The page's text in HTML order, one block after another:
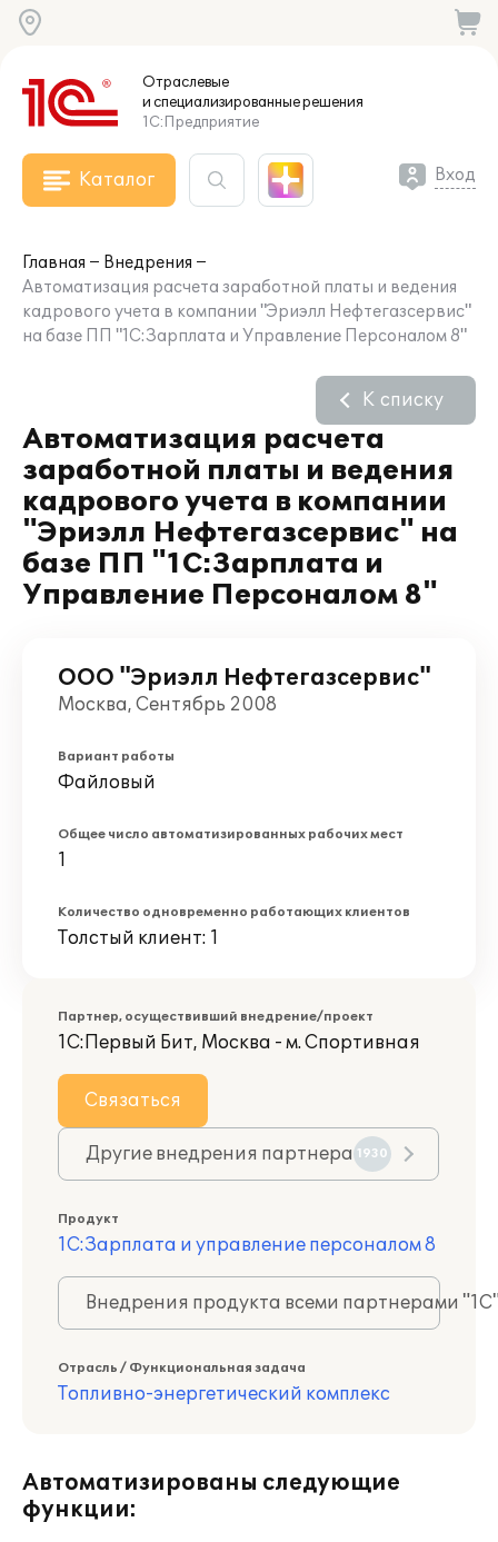
Отраслевые
и специализированныерешения
1С:Предприятие
Каталог Вход
Главная
Внедрения
Автоматизация расчета заработной платы и ведения
кадрового учета в компании "Эриэлл Нефтегазсервис"
на базе ПП "1С:Зарплата и Управление Персоналом 8"
Автоматизация расчета
заработной платы и ведения
кадрового учета в компании
"Эриэлл Нефтегазсервис" на
базе ПП "1С:Зарплата и
Управление Персоналом 8"
К списку
ООО "Эриэлл Нефтегазсервис"
Москва, Сентябрь 2008
Вариант работы
Файловый
Общее число автоматизированных рабочих мест
1
Количество одновременно работающих клиентов
Толстый клиент: 1
Партнер, осуществивший внедрение/проект
1С:Первый Бит, Москва - м. Спортивная
Связаться
Другие внедрения партнера 1930
Продукт
1С:Зарплата и управление персоналом 8
Внедрения продукта всеми партнерами
Отрасль / Функциональная задача
Топливно-энергетический комплекс
Автоматизированы следующие
функции: